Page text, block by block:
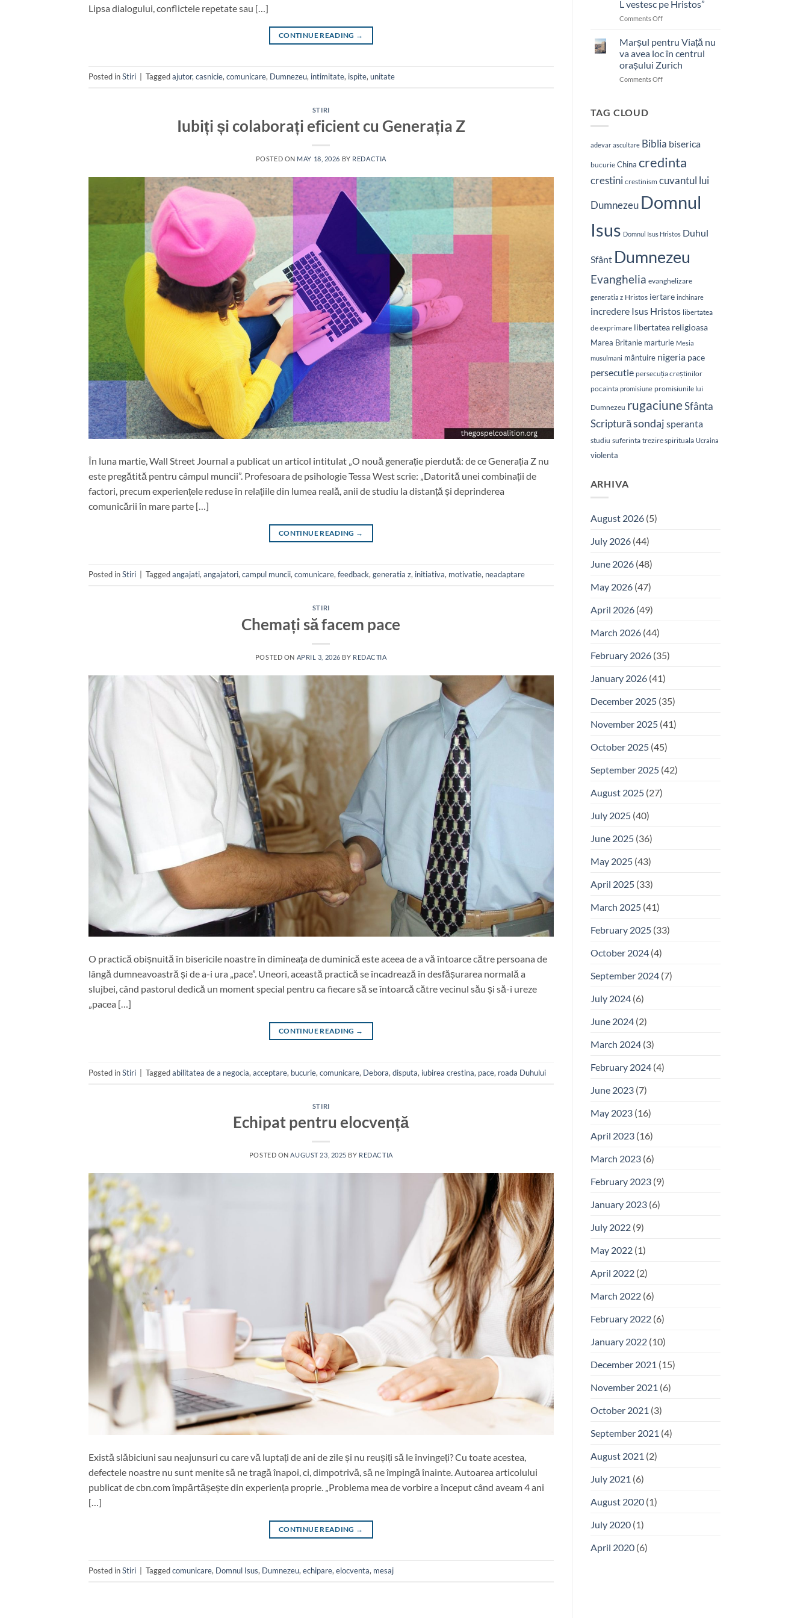
Lipsa dialogului, conflictele repetate sau […]
CONTINUE READING →
Posted inStiri Taggedajutor, casnicie, comunicare, Dumnezeu, intimitate, ispite, unitate
STIRI
Iubiți și colaborați eficient cu Generația Z
POSTED ON MAY 18, 2026 BY REDACTIA
În luna martie, Wall Street Journal a publicat un articol intitulat „O nouă generație pierdută: de ce Generația Z nu
este pregătită pentru câmpul muncii”. Profesoara de psihologie Tessa West scrie: „Datorită unei combinații de
factori, precum experiențele reduse în relațiile din lumea reală, anii de studiu la distanță și deprinderea
comunicării în mare parte […]
CONTINUE READING →
Posted inStiri Taggedangajati,angajatori,campul muncii,comunicare,feedback,generatia z, initiativa, motivatie, neadaptare
STIRI
Chemați să facem pace
POSTED ON APRIL 3, 2026 BY REDACTIA
O practică obișnuită în bisericile noastre în dimineața de duminică este aceea de a vă întoarce către persoana de
lângă dumneavoastră și de a-i ura „pace”. Uneori, această practică se încadrează în desfășurarea normală a
slujbei, când pastorul dedică un moment special pentru ca fiecare să se întoarcă către vecinul său și să-i ureze
„pacea […]
CONTINUE READING →
Posted inStiri Taggedabilitatea de a negocia, acceptare, bucurie, comunicare, Debora, disputa, iubirea crestina, pace, roada Duhului
STIRI
Echipat pentru elocvență
POSTED ONAUGUST 23, 2025 BY REDACTIA
Există slăbiciuni sau neajunsuri cu care vă luptați de ani de zile și nu reușiți să le învingeți? Cu toate acestea,
defectele noastre nu sunt menite să ne tragă înapoi, ci, dimpotrivă, să ne împingă înainte. Autoarea articolului
publicat de cbn.com împărtășește din experiența proprie. „Problema mea de vorbire a început când aveam 4 ani
[…]
CONTINUE READING →
Posted inStiri Taggedcomunicare, Domnul Isus, Dumnezeu,echipare,elocventa, mesaj
L vestesc pe Hristos”
Comments Offon
bătut
cu
brutalitate
în
Nepal:
L
pe
Marșul pentru Viață nu
va avea loc în centrul
orașului Zurich
Comments Offon
avea
loc
în
orașului
TAG CLOUD
adevar ascultare Biblia biserica
bucurie China credinta
crestini crestinism cuvantul lui
Dumnezeu Domnul
Isus Domnul Isus Hristos Duhul
Sfânt Dumnezeu
Evanghelia evanghelizare
generatia z Hristos iertare inchinare
incredere Isus Hristos libertatea
de exprimare libertatea religioasa
Marea Britanie marturie Mesia
musulmani mântuire nigeria pace
persecutie persecuția creștinilor
pocainta promisiune promisiunile lui
Dumnezeu rugaciuneSfânta
Scripturăsondaj speranta
studiu suferinta trezire spirituala Ucraina
violenta
ARHIVA
August 2026(5)
July 2026(44)
June 2026(48)
May 2026(47)
April 2026(49)
March 2026(44)
February 2026(35)
January 2026(41)
December 2025(35)
November 2025(41)
October 2025(45)
September 2025(42)
August 2025(27)
July 2025(40)
June 2025(36)
May 2025(43)
April 2025(33)
March 2025(41)
February 2025(33)
October 2024(4)
September 2024(7)
July 2024(6)
June 2024(2)
March 2024(3)
February 2024(4)
June 2023(7)
May 2023(16)
April 2023(16)
March 2023(6)
February 2023(9)
January 2023(6)
July 2022(9)
May 2022(1)
April 2022(2)
March 2022(6)
February 2022(6)
January 2022(10)
December 2021 (15)
November 2021 (6)
October 2021 (3)
September 2021 (4)
August 2021 (2)
July 2021 (6)
August 2020(1)
July 2020(1)
April 2020(6)